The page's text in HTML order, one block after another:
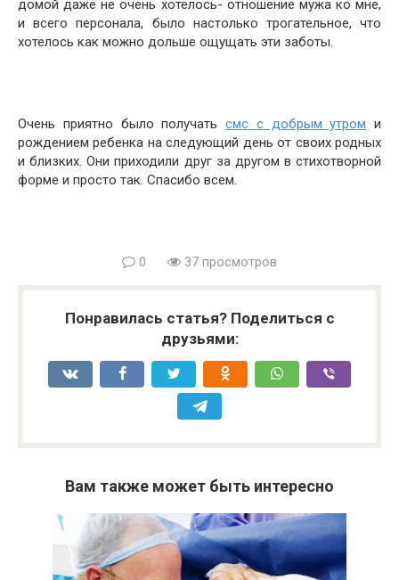
домой даже не очень хотелось- отношение мужа ко мне,
и всего персонала, было настолько трогательное, что
хотелось как можно дольше ощущать эти заботы.
Очень приятно было получать смс с добрым утром и
рождением ребенка на следующий день от своих родных
и близких. Они приходили друг за другом в стихотворной
форме и просто так. Спасибо всем.
0 37 просмотров
Понравилась статья? Поделиться с
друзьями:
Вам также может быть интересно